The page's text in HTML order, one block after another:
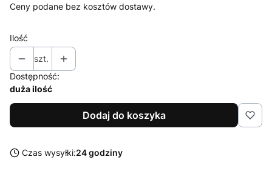
Ceny podane bez kosztów dostawy.
Ilość
szt.
Dostępność:
duża ilość
Dodaj do koszyka
Czas wysyłki:24 godziny